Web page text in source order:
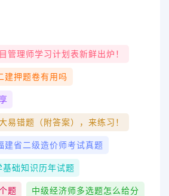
管理师学习计划表新鲜出炉！
建押题卷有用吗
易错题（附答案），来练习！
建省二级造价师考试真题
基础知识历年试题
题 中级经济师多选题怎么给分